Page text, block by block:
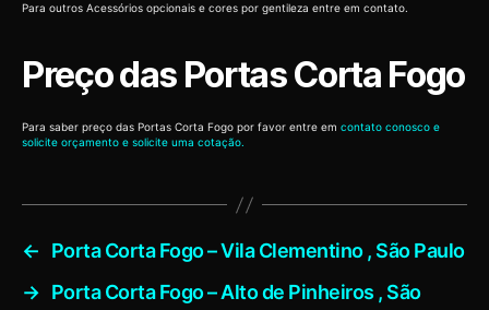
Para outros Acessórios opcionais e cores por gentileza entre em contato.
Preço das Portas Corta Fogo
Para saber preço das Portas Corta Fogo por favor entre em contato conosco e
solicite orçamento e solicite uma cotação.
←
Porta Corta Fogo – Vila Clementino , São Paulo
→ Porta Corta Fogo – Alto de Pinheiros , São